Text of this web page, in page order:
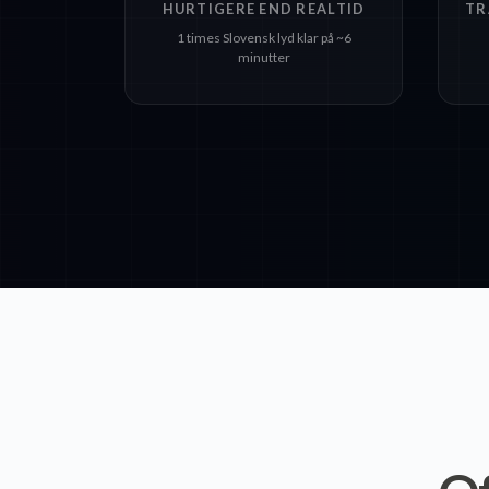
HURTIGERE END REALTID
1 times Slovensk lyd klar på ~6
minutter